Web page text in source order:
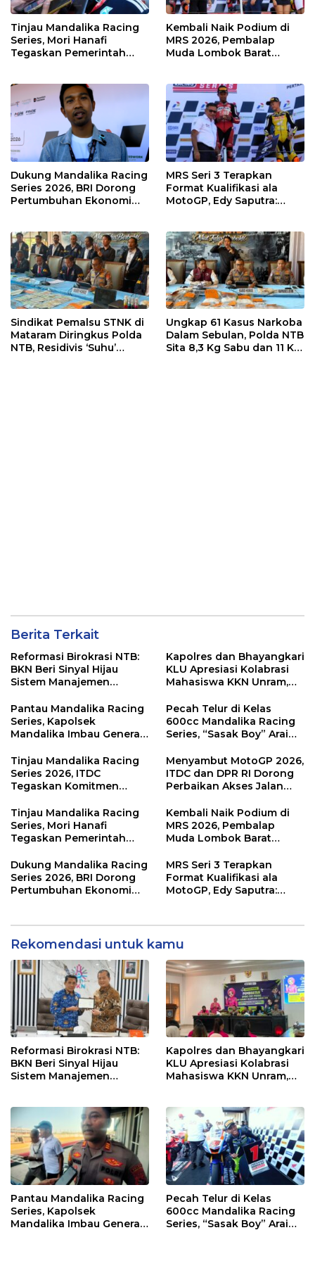
Tinjau Mandalika Racing
Series, Mori Hanafi
Tegaskan Pemerintah
Kembali Naik Podium di
MRS 2026, Pembalap
Muda Lombok Barat
Dukung Mandalika Racing
Series 2026, BRI Dorong
Pertumbuhan Ekonomi
MRS Seri 3 Terapkan
Format Kualifikasi ala
MotoGP, Edy Saputra:
Sindikat Pemalsu STNK di
Mataram Diringkus Polda
NTB, Residivis ‘Suhu’
Ungkap 61 Kasus Narkoba
Dalam Sebulan, Polda NTB
Sita 8,3 Kg Sabu dan 11 Kg
Berita Terkait
Reformasi Birokrasi NTB:
BKN Beri Sinyal Hijau
Sistem Manajemen
Kapolres dan Bhayangkari
KLU Apresiasi Kolabrasi
Mahasiswa KKN Unram,
Sampah Jadi Rupiah
Pantau Mandalika Racing
Series, Kapolsek
Mandalika Imbau Generasi
Sirkuit, Bukan Jalan Raya
Pecah Telur di Kelas
600cc Mandalika Racing
Series, “Sasak Boy” Arai
Kemenangan
Tinjau Mandalika Racing
Series 2026, ITDC
Tegaskan Komitmen
Dampak Ekonomi
Kawasan
Menyambut MotoGP 2026,
ITDC dan DPR RI Dorong
Perbaikan Akses Jalan
di KEK Mandalika
Tinjau Mandalika Racing
Series, Mori Hanafi
Tegaskan Pemerintah
NTB
Kembali Naik Podium di
MRS 2026, Pembalap
Muda Lombok Barat
Menuju Tingkat Asia
Dukung Mandalika Racing
Series 2026, BRI Dorong
Pertumbuhan Ekonomi
MRS Seri 3 Terapkan
Format Kualifikasi ala
MotoGP, Edy Saputra:
Rekomendasi untuk kamu
Reformasi Birokrasi NTB:
BKN Beri Sinyal Hijau
Sistem Manajemen
Kapolres dan Bhayangkari
KLU Apresiasi Kolabrasi
Mahasiswa KKN Unram,
Pantau Mandalika Racing
Series, Kapolsek
Mandalika Imbau Generasi
Pecah Telur di Kelas
600cc Mandalika Racing
Series, “Sasak Boy” Arai